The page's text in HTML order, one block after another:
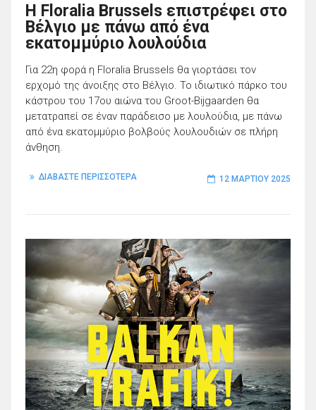
Η Floralia Brussels επιστρέφει στο
Βέλγιο με πάνω από ένα
εκατομμύριο λουλούδια
Για 22η φορά η Floralia Brussels θα γιορτάσει τον
ερχομό της άνοιξης στο Βέλγιο. Το ιδιωτικό πάρκο του
κάστρου του 17ου αιώνα του Groot-Bijgaarden θα
μετατραπεί σε έναν παράδεισο με λουλούδια, με πάνω
από ένα εκατομμύριο βολβούς λουλουδιών σε πλήρη
άνθηση.
ΔΙΑΒΑΣΤΕ ΠΕΡΙΣΣΟΤΕΡΑ 12 ΜΑΡΤΊΟΥ 2025